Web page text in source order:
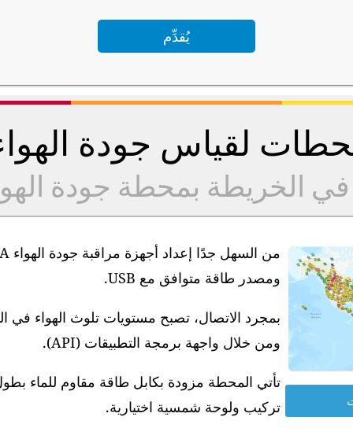
لقياس جودة
في الخريطة بمحطة جودة
ومصدر طاقة متوافق مع USB.
بمجرد الاتصال، تصبح مستويات تلوث الهواء في
ومن خلال واجهة برمجة التطبيقات (API).
تركيب ولوحة شمسية اختيارية.